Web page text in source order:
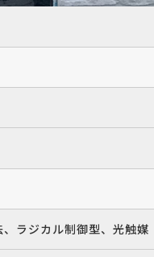
ラジカル制御型、光触媒